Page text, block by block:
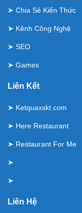
➤ Chia Sẻ Kiến Thức
➤ Kênh Công Nghệ
➤ SEO
➤ Games
Liên Kết
➤ Ketquaxskt.com
➤ Here Restaurant
➤ Restaurant For Me
➤
➤
Liên Hệ